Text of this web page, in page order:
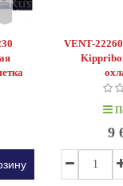
остановки
чётко
VENT-
9